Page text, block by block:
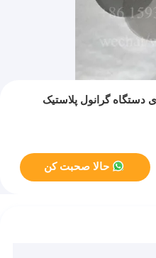
دستگاه گرانول پلاستیک
حالا صحبت کن